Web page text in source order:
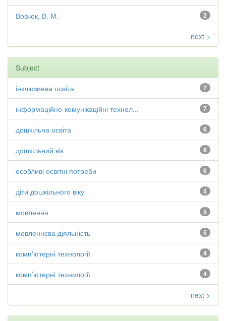
2
Вовчок, В. М.
next >
Subject
7
інклюзивна освіта
7
інформаційно-комунікаційні технол...
6
дошкільна освіта
6
дошкільний вік
6
особливі освітні потреби
5
діти дошкільного віку
5
мовлення
5
мовленнєва діяльність
4
комп'ютерні технології
4
комп’ютерні технології
next >